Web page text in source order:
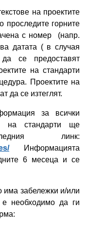
на проектите
проследите горните
с номер (напр.
датата ( в случая
се предоставят
на стандарти
Проектите на
да се изтеглят.
за всички
на стандарти ще
линк:
Информацията
6 месеца и се
има забележки и/или
е необходимо да ги